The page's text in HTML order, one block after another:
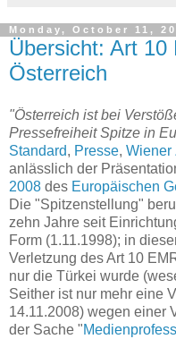
Monday, October 11,
Übersicht: Art 10
Österreich
"Österreich ist bei
Pressefreiheit Spitze in
Standard, Presse, Wiener
anlässlich der
2008 des Europäischen
Die "Spitzenstellung"
zehn Jahre seit
Form (1.11.1998); in
Verletzung des Art 10
nur die Türkei wurde
Seither ist nur mehr eine
14.11.2008) wegen einer
der Sache "